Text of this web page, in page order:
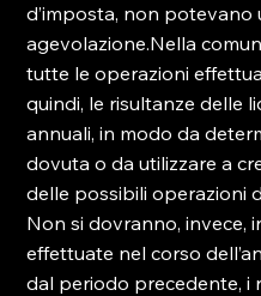
d’imposta, non potevano
agevolazione.Nella
tutte le operazioni
quindi, le risultanze delle
annuali, in modo da
dovuta o da utilizzare a
delle possibili operazioni
Non si dovranno, invece,
effettuate nel corso
dal periodo precedente, i